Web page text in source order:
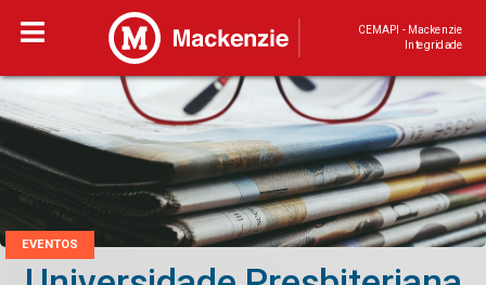
CEMAPI - Mackenzie
Integridade
EVENTOS